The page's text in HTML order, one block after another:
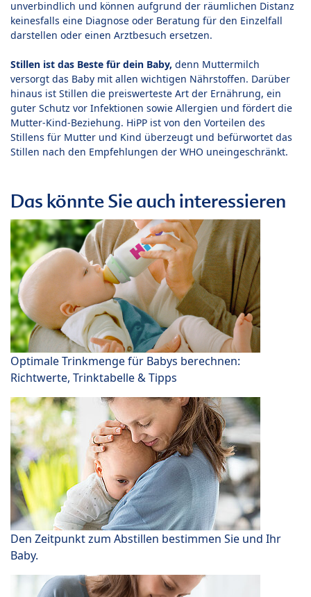
unverbindlich und können aufgrund der räumlichen Distanz
keinesfalls eine Diagnose oder Beratung für den Einzelfall
darstellen oder einen Arztbesuch ersetzen.
Stillen ist das Beste für dein Baby, denn Muttermilch
versorgt das Baby mit allen wichtigen Nährstoffen. Darüber
hinaus ist Stillen die preiswerteste Art der Ernährung, ein
guter Schutz vor Infektionen sowie Allergien und fördert die
Mutter-Kind-Beziehung. HiPP ist von den Vorteilen des
Stillens für Mutter und Kind überzeugt und befürwortet das
Stillen nach den Empfehlungen der WHO uneingeschränkt.
Das könnte Sie auch interessieren
Optimale Trinkmenge für Babys berechnen:
Richtwerte, Trinktabelle & Tipps
Den Zeitpunkt zum Abstillen bestimmen Sie und Ihr
Baby.